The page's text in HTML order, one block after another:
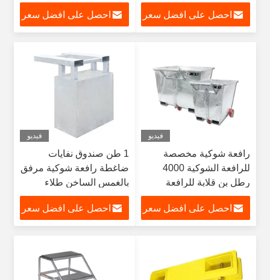
احصل على افضل سعر
الشوكية مدمج
احصل على افضل سعر
فيديو
رافعة شوكية مخصصة
للرافعة الشوكية 4000
رطل بن قلابة للرافعة
الشوكية
احصل على افضل سعر
فيديو
1 طن صندوق نفايات
ضاغطة رافعة شوكية مرفق
بالغمس الساخن طلاء
مجلفن
احصل على افضل سعر